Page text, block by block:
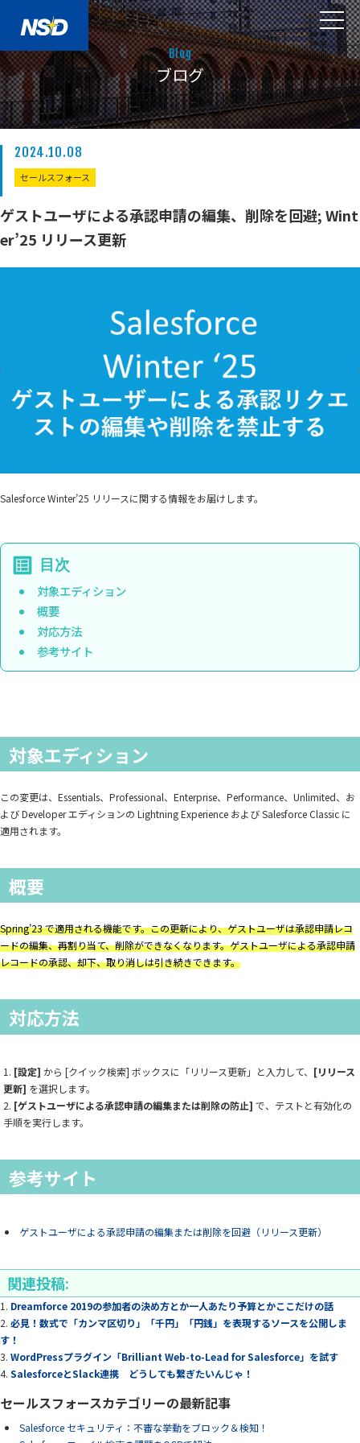
Blog
ブログ
2024.10.08
セールスフォース
ゲストユーザによる承認申請の編集、削除を回避; Wint
er’25 リリース更新
Salesforce Winter’25 リリースに関する情報をお届けします。
対象エディション
概要
対応方法
参考サイト
対象エディション
この変更は、Essentials、Professional、Enterprise、Performance、Unlimited、お
よび Developer エディションの Lightning Experience および Salesforce Classic に
適用されます。
概要
Spring’23 で適用される機能です。この更新により、ゲストユーザは承認申請レコ
ードの編集、再割り当て、削除ができなくなります。ゲストユーザによる承認申請
レコードの承認、却下、取り消しは引き続きできます。
対応方法
[設定] から [クイック検索] ボックスに「リリース更新」と入力して、 [リリース
更新] を選択します。
[ゲストユーザによる承認申請の編集または削除の防止] で、テストと有効化の
手順を実行します。
参考サイト
ゲストユーザによる承認申請の編集または削除を回避（リリース更新）
関連投稿:
Dreamforce 2019の参加者の決め方とか一人あたり予算とかここだけの話
必見！数式で「カンマ区切り」「千円」「円銭」を表現するソースを公開しま
す！
WordPressプラグイン「Brilliant Web-to-Lead for Salesforce」を試す
SalesforceとSlack連携 どうしても繋ぎたいんじゃ！
セールスフォースカテゴリーの最新記事
Salesforce セキュリティ：不審な挙動をブロック＆検知！